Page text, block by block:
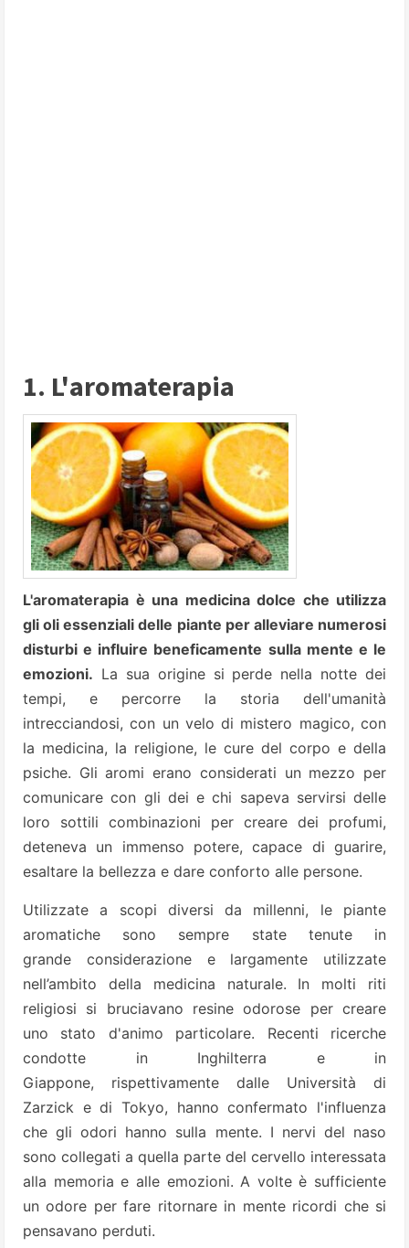
1. L'aromaterapia
L'aromaterapia è una medicina dolce che utilizza
gli oli essenziali delle piante per alleviare numerosi
disturbi e influire beneficamente sulla mente e le
emozioni. La sua origine si perde nella notte dei
tempi, e percorre la storia dell'umanità
intrecciandosi, con un velo di mistero magico, con
la medicina, la religione, le cure del corpo e della
psiche. Gli aromi erano considerati un mezzo per
comunicare con gli dei e chi sapeva servirsi delle
loro sottili combinazioni per creare dei profumi,
deteneva un immenso potere, capace di guarire,
esaltare la bellezza e dare conforto alle persone.
Utilizzate a scopi diversi da millenni, le piante
aromatiche sono sempre state tenute in
grande considerazione e largamente utilizzate
nell’ambito della medicina naturale. In molti riti
religiosi si bruciavano resine odorose per creare
uno stato d'animo particolare. Recenti ricerche
condotte in Inghilterra e in
Giappone, rispettivamente dalle Università di
Zarzick e di Tokyo, hanno confermato l'influenza
che gli odori hanno sulla mente. I nervi del naso
sono collegati a quella parte del cervello interessata
alla memoria e alle emozioni. A volte è sufficiente
un odore per fare ritornare in mente ricordi che si
pensavano perduti.